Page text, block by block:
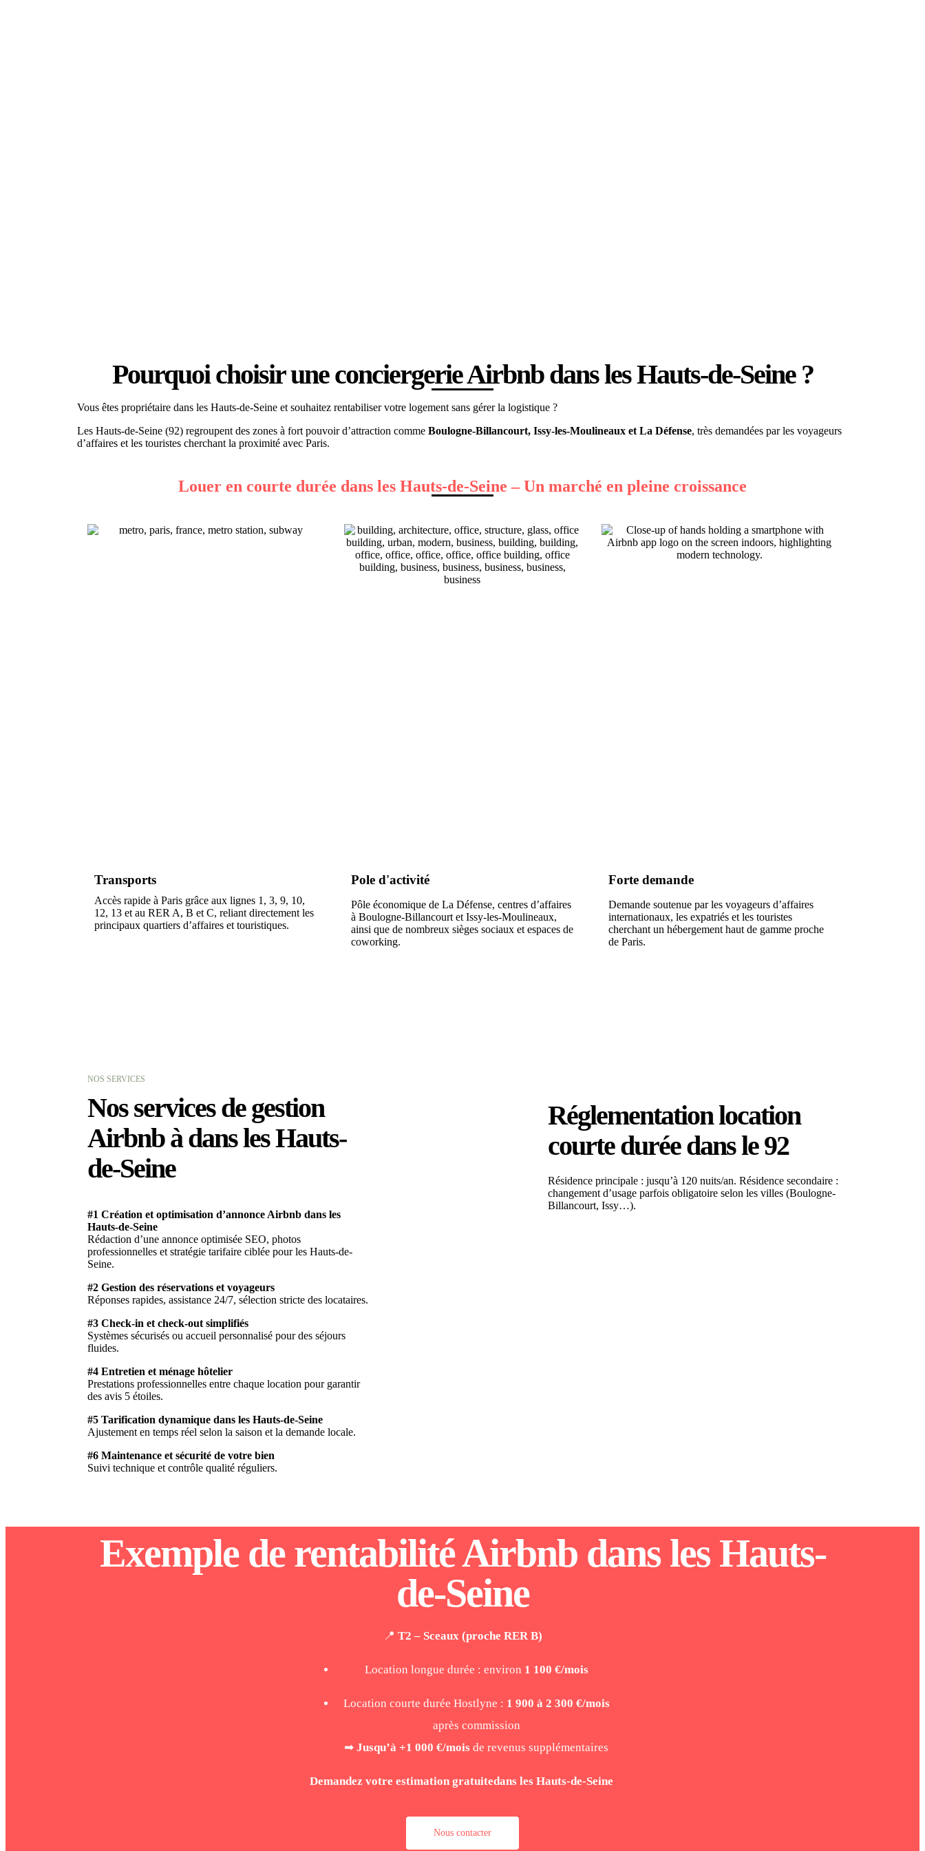
Pourquoi choisir une conciergerie Airbnb dans les Hauts-de-Seine ?
Vous êtes propriétaire dans les Hauts-de-Seine et souhaitez rentabiliser votre logement sans gérer la logistique ?
Les Hauts-de-Seine (92) regroupent des zones à fort pouvoir d’attraction comme Boulogne-Billancourt, Issy-les-Moulineaux et La Défense, très demandées par les voyageurs
d’affaires et les touristes cherchant la proximité avec Paris.
Louer en courte durée dans les Hauts-de-Seine – Un marché en pleine croissance
Transports
Accès rapide à Paris grâce aux lignes 1, 3, 9, 10,
12, 13 et au RER A, B et C, reliant directement les
principaux quartiers d’affaires et touristiques.
Pole d'activité
Pôle économique de La Défense, centres d’affaires
à Boulogne-Billancourt et Issy-les-Moulineaux,
ainsi que de nombreux sièges sociaux et espaces de
coworking.
Forte demande
Demande soutenue par les voyageurs d’affaires
internationaux, les expatriés et les touristes
cherchant un hébergement haut de gamme proche
de Paris.
NOS SERVICES
Nos services de gestion
Airbnb à dans les Hauts-
de-Seine
#1 Création et optimisation d’annonce Airbnb dans les
Hauts-de-Seine
Rédaction d’une annonce optimisée SEO, photos
professionnelles et stratégie tarifaire ciblée pour les Hauts-de-
Seine.
#2 Gestion des réservations et voyageurs
Réponses rapides, assistance 24/7, sélection stricte des locataires.
#3 Check-in et check-out simplifiés
Systèmes sécurisés ou accueil personnalisé pour des séjours
fluides.
#4 Entretien et ménage hôtelier
Prestations professionnelles entre chaque location pour garantir
des avis 5 étoiles.
#5 Tarification dynamique dans les Hauts-de-Seine
Ajustement en temps réel selon la saison et la demande locale.
#6 Maintenance et sécurité de votre bien
Suivi technique et contrôle qualité réguliers.
Réglementation location
courte durée dans le 92
Résidence principale : jusqu’à 120 nuits/an. Résidence secondaire :
changement d’usage parfois obligatoire selon les villes (Boulogne-
Billancourt, Issy…).
Exemple de rentabilité Airbnb dans les Hauts-
de-Seine
📍 T2 – Sceaux (proche RER B)
Location longue durée : environ 1 100 €/mois
Location courte durée Hostlyne : 1 900 à 2 300 €/mois
après commission
➡ Jusqu’à +1 000 €/mois de revenus supplémentaires
Demandez votre estimation gratuitedans les Hauts-de-Seine
Nous contacter